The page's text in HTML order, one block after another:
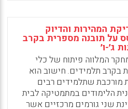
Email
X
M; Dykes,
Email
X
המהירות והדיוק
על תובנה מספרית בקרב
ג׳-ו׳
המלווה פיתוח של כלי
בקרב תלמידים. חישוב הוא
מורכבת שתלמידים רבים
הלימודים במתמטיקה לבית
שני גורמים מרכזיים אשר